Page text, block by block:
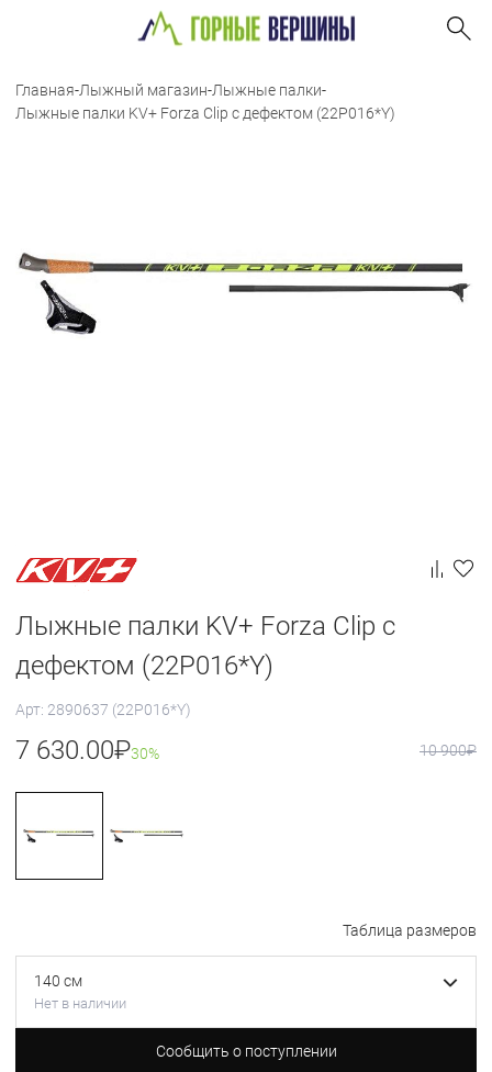
Главная-Лыжный магазин-Лыжные палки-
Лыжные палки KV+ Forza Clip с дефектом (22P016*Y)
Лыжные палки KV+ Forza Clip с
дефектом (22P016*Y)
Арт: 2890637 (22P016*Y)
7 630.00₽30% 10 900₽
Таблица размеров
140 см
Нет в наличии
Сообщить о поступлении